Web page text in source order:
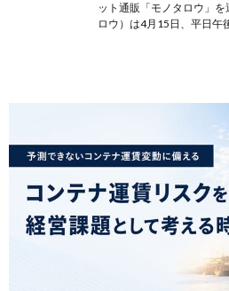
ット通販「モノタロウ」
ロウ）は4月15日、平日午